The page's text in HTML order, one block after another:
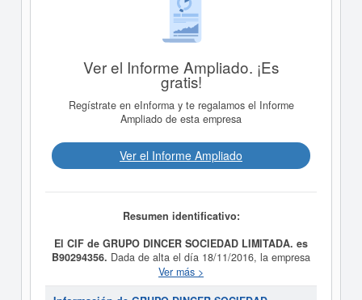
Ver el Informe Ampliado. ¡Es
gratis!
Regístrate en eInforma y te regalamos el Informe
Ampliado de esta empresa
Ver el Informe Ampliado
Resumen identificativo:
El CIF de GRUPO DINCER SOCIEDAD LIMITADA. es
B90294356. Dada de alta el día 18/11/2016, la empresa
GRUPO DINCER SOCIEDAD LIMITADA.
propósito La sociedad tiene por objeto el desarrollo de
Ver más >